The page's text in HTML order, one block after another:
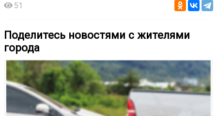
51
Поделитесь новостями с жителями
города